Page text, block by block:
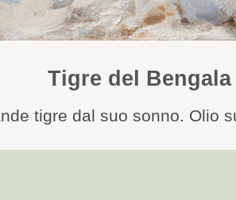
Tigre del Bengala
tigre dal suo sonno. Olio